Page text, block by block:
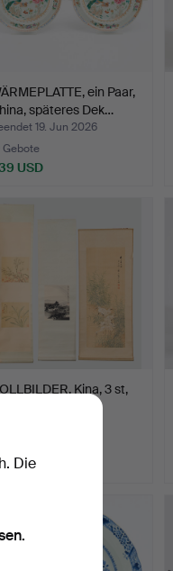
ein Paar,
späteres Dek…
19. Jun 2026
Gebote
USD
Kina, 3 st,
USD
Die